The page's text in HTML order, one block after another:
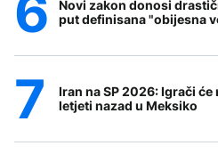
Novi zakon donosi
put definisana "obijesna
Iran na SP 2026: Igrači
letjeti nazad u Meksiko